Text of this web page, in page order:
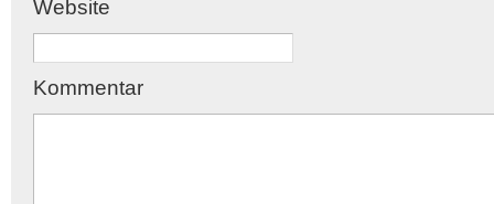
Website
Kommentar